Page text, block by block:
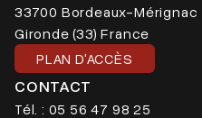
33700 Bordeaux-Mérignac
Gironde (33) France
PLAN D'ACCÈS
CONTACT
Tél. : 05 56 47 98 25